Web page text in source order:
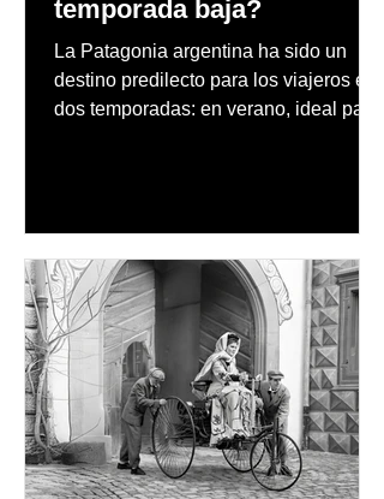
temporada baja?
La Patagonia argentina ha sido un
destino predilecto para los viajeros en
dos temporadas: en verano, ideal para
nevados en las montañas